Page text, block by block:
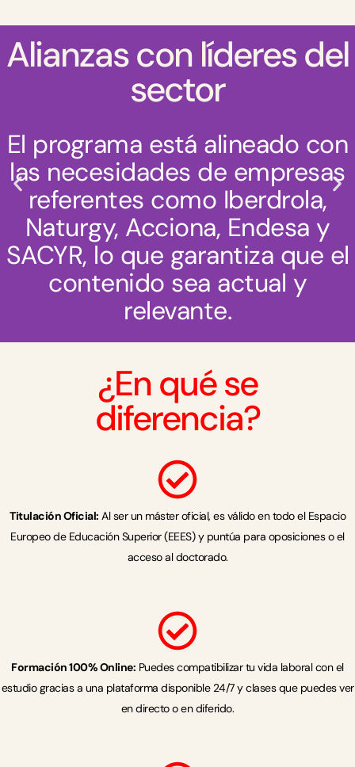
Alianzas con líderes del
sector
El programa está alineado con
las necesidades de empresas
referentes como Iberdrola,
Naturgy, Acciona, Endesa y
SACYR, lo que garantiza que el
contenido sea actual y
relevante.
¿En qué se
diferencia?
Titulación Oficial: Al ser un máster oficial, es válido en todo el Espacio
Europeo de Educación Superior (EEES) y puntúa para oposiciones o el
acceso al doctorado.
Formación 100% Online: Puedes compatibilizar tu vida laboral con el
estudio gracias a una plataforma disponible 24/7 y clases que puedes ver
en directo o en diferido.